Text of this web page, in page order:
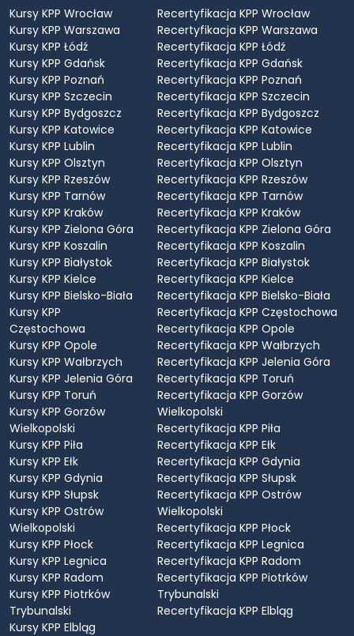
Kursy KPP Wrocław
Kursy KPP Warszawa
Kursy KPP Łódź
Kursy KPP Gdańsk
Kursy KPP Poznań
Kursy KPP Szczecin
Kursy KPP Bydgoszcz
Kursy KPP Katowice
Kursy KPP Lublin
Kursy KPP Olsztyn
Kursy KPP Rzeszów
Kursy KPP Tarnów
Kursy KPP Kraków
Kursy KPP Zielona Góra
Kursy KPP Koszalin
Kursy KPP Białystok
Kursy KPP Kielce
Kursy KPP Bielsko-Biała
Kursy KPP
Częstochowa
Kursy KPP Opole
Kursy KPP Wałbrzych
Kursy KPP Jelenia Góra
Kursy KPP Toruń
Kursy KPP Gorzów
Wielkopolski
Kursy KPP Piła
Kursy KPP Ełk
Kursy KPP Gdynia
Kursy KPP Słupsk
Kursy KPP Ostrów
Wielkopolski
Kursy KPP Płock
Kursy KPP Legnica
Kursy KPP Radom
Kursy KPP Piotrków
Trybunalski
Kursy KPP Elbląg
Recertyfikacja KPP Wrocław
Recertyfikacja KPP Warszawa
Recertyfikacja KPP Łódź
Recertyfikacja KPP Gdańsk
Recertyfikacja KPP Poznań
Recertyfikacja KPP Szczecin
Recertyfikacja KPP Bydgoszcz
Recertyfikacja KPP Katowice
Recertyfikacja KPP Lublin
Recertyfikacja KPP Olsztyn
Recertyfikacja KPP Rzeszów
Recertyfikacja KPP Tarnów
Recertyfikacja KPP Kraków
Recertyfikacja KPP Zielona Góra
Recertyfikacja KPP Koszalin
Recertyfikacja KPP Białystok
Recertyfikacja KPP Kielce
Recertyfikacja KPP Bielsko-Biała
Recertyfikacja KPP Częstochowa
Recertyfikacja KPP Opole
Recertyfikacja KPP Wałbrzych
Recertyfikacja KPP Jelenia Góra
Recertyfikacja KPP Toruń
Recertyfikacja KPP Gorzów
Wielkopolski
Recertyfikacja KPP Piła
Recertyfikacja KPP Ełk
Recertyfikacja KPP Gdynia
Recertyfikacja KPP Słupsk
Recertyfikacja KPP Ostrów
Wielkopolski
Recertyfikacja KPP Płock
Recertyfikacja KPP Legnica
Recertyfikacja KPP Radom
Recertyfikacja KPP Piotrków
Trybunalski
Recertyfikacja KPP Elbląg